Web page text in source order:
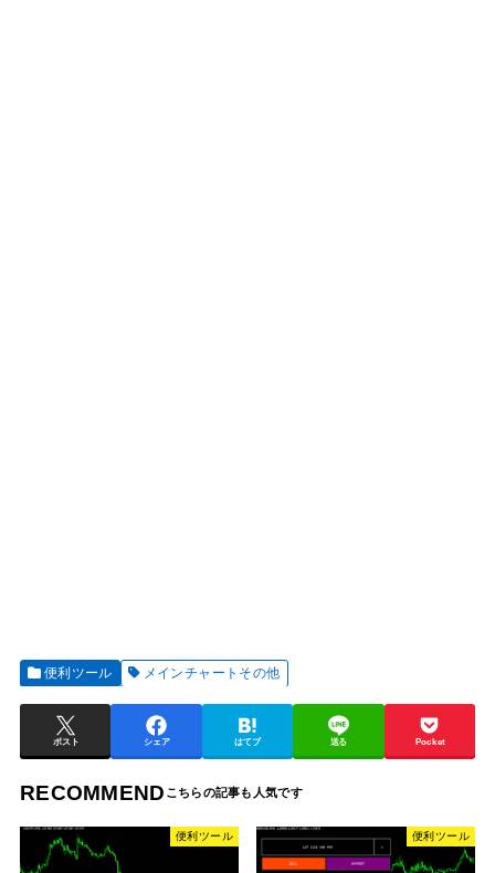
便利ツール メインチャートその他
ポスト シェア はてブ 送る Pocket
RECOMMEND
便利ツール 便利ツール